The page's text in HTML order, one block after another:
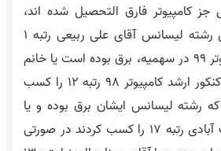
فیلم ها خیلی قابل فهم و روان است
کامپیوتر فارق التحصیل شده اند،
بعنوان مثال آقای رشته لیسانس آقای علی ربیعی رتبه 1
کنکور ارشد کامپیوتر 99 در سهمیه، برق بوده است یا خانم
مهتاب نجاتی در کنکور ارشد کامپیوتر 98 رتبه 12 را کسب
رشته لیسانس ایشان برق بوده و یا
آقای متین یوسف آبادی رتبه 17 را کسب کردند در صورتی